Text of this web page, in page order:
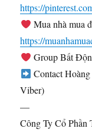
https://
Mua nhà mua
https://
Group Bất
Contact
Viber)
—
Công Ty Cổ